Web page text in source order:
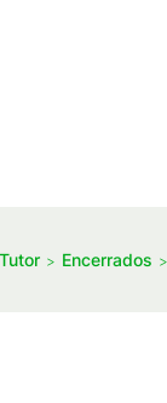
Tutor Encerrados